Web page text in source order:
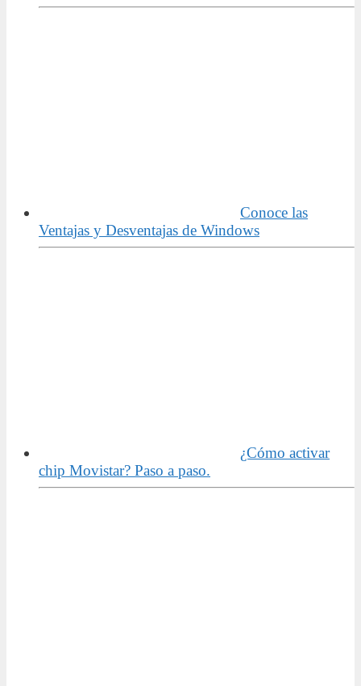
Conoce las
Ventajas y Desventajas de Windows
¿Cómo activar
chip Movistar? Paso a paso.